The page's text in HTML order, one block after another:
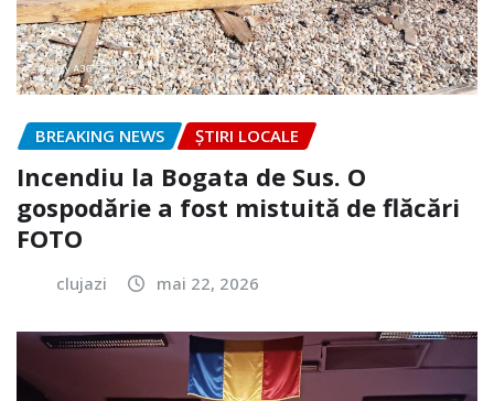
BREAKING NEWS ȘTIRI LOCALE
Incendiu la Bogata de Sus. O
gospodărie a fost mistuită de flăcări
FOTO
clujazi mai 22, 2026